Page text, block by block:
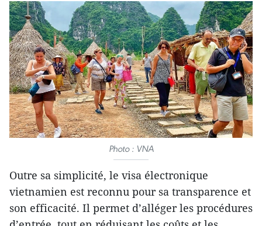
Photo : VNA
Outre sa simplicité, le visa électronique
vietnamien est reconnu pour sa transparence et
son efficacité. Il permet d’alléger les procédures